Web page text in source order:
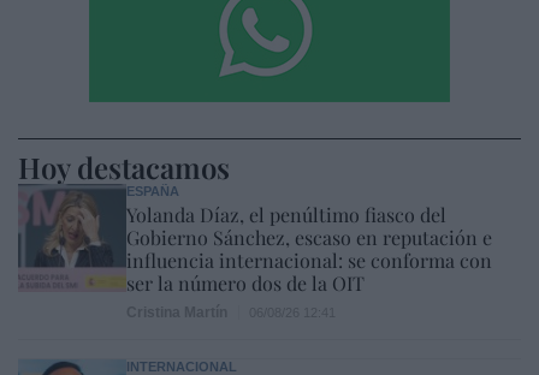
Hoy destacamos
ESPAÑA
Yolanda Díaz, el penúltimo fiasco del
Gobierno Sánchez, escaso en reputación e
influencia internacional: se conforma con
ser la número dos de la OIT
INTERNACIONAL